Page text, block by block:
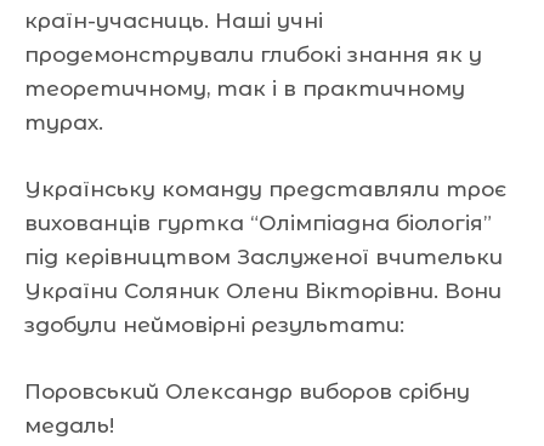
країн-учасниць. Наші учні
продемонстрували глибокі знання як у
теоретичному, так і в практичному
турах.
Українську команду представляли троє
вихованців гуртка “Олімпіадна біологія”
під керівництвом Заслуженої вчительки
України Соляник Олени Вікторівни. Вони
здобули неймовірні результати:
Поровський Олександр виборов срібну
медаль!